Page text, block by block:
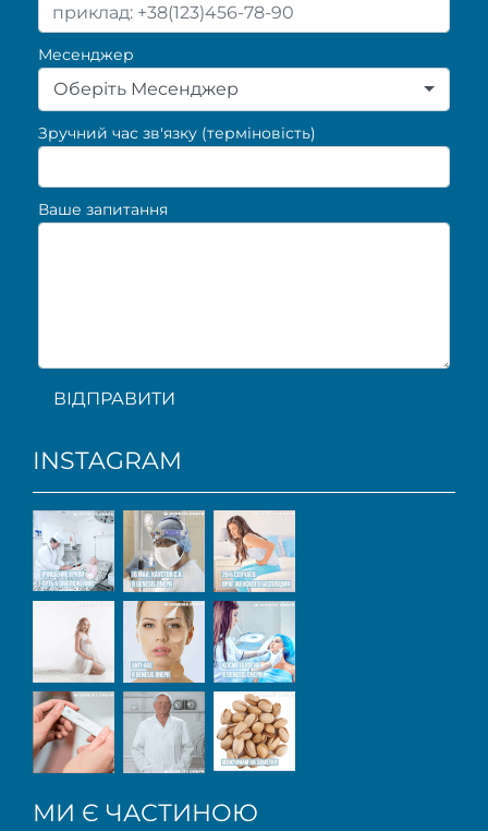
Месенджер
Оберіть Месенджер
Зручний час зв'язку (терміновість)
Ваше запитання
ВІДПРАВИТИ
INSTAGRAM
МИ Є ЧАСТИНОЮ